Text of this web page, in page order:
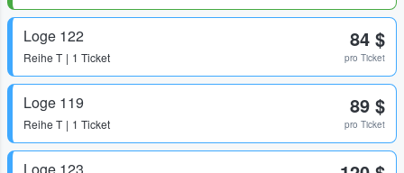
Loge 122
Reihe T 1 Ticket
84 $
pro Ticket
Loge 119
Reihe T 1 Ticket
89 $
pro Ticket